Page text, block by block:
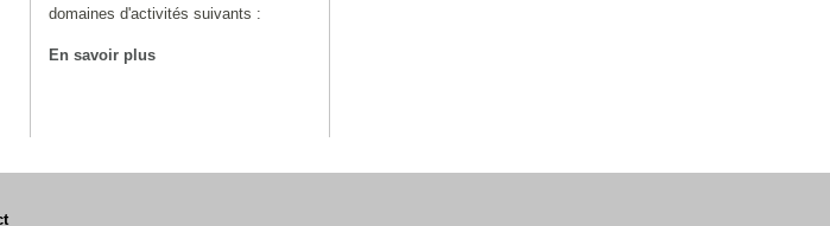
domaines d'activités suivants :
En savoir plus